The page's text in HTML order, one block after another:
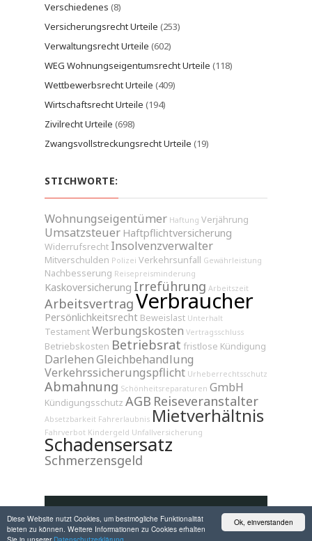
Ok, einverstanden
Diese Website nutzt Cookies, um bestmögliche Funktionalität
bieten zu können. Weitere Informationen zu Cookies erhalten
Verschiedenes (8)
Versicherungsrecht Urteile (253)
Verwaltungsrecht Urteile (602)
WEG Wohnungseigentumsrecht Urteile (118)
Wettbewerbsrecht Urteile (409)
Wirtschaftsrecht Urteile (194)
Zivilrecht Urteile (698)
Zwangsvollstreckungsrecht Urteile (19)
STICHWORTE:
Wohnungseigentümer Haftung Verjährung
Umsatzsteuer Haftpflichtversicherung
Widerrufsrecht Insolvenzverwalter
Mitverschulden Polizei Verkehrsunfall Gewährleistung
Nachbesserung Reisepreisminderung
Kaskoversicherung Irreführung Arbeitszeit
ArbeitsvertragVerbraucher
Persönlichkeitsrecht Beweislast Unterhalt
TestamentWerbungskosten Vertragsschluss
Betriebskosten Betriebsrat fristlose Kündigung
DarlehenGleichbehandlung
Verkehrssicherungspflicht Urheberrechtsschutz
Abmahnung Schönheitsreparaturen GmbH
Kündigungsschutz AGB Reiseveranstalter
Absetzbarkeit Fahrerlaubnis Mietverhältnis
Fahrverbot Kindergeld Unfallversicherung
Schadensersatz
Schmerzensgeld